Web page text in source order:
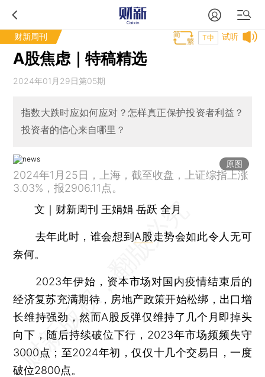
财新周刊 试听
T中
A股焦虑｜特稿精选
2024年01月29日第05期
指数大跌时应如何应对？怎样真正保护投资者利益？
投资者的信心来自哪里？
原图
2024年1月25日，上海，截至收盘，上证综指上涨
3.03%，报2906.11点。
文｜财新周刊 王娟娟 岳跃 全月
去年此时，谁会想到 A股走势会如此令人无可
奈何。
2023年伊始，资本市场对国内疫情结束后的
经济复苏充满期待，房地产政策开始松绑，出口增
长维持强劲，然而A股反弹仅维持了几个月即掉头
向下，随后持续破位下行，2023年市场频频失守
3000点；至2024年初，仅仅十几个交易日，一度
破位2800点。